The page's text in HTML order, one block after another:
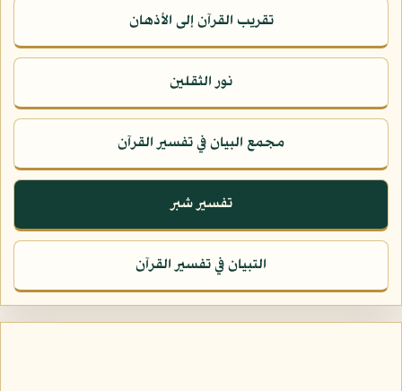
تقريب القرآن إلى الأذهان
نور الثقلين
مجمع البيان في تفسير القرآن
تفسير شبر
التبيان في تفسير القرآن